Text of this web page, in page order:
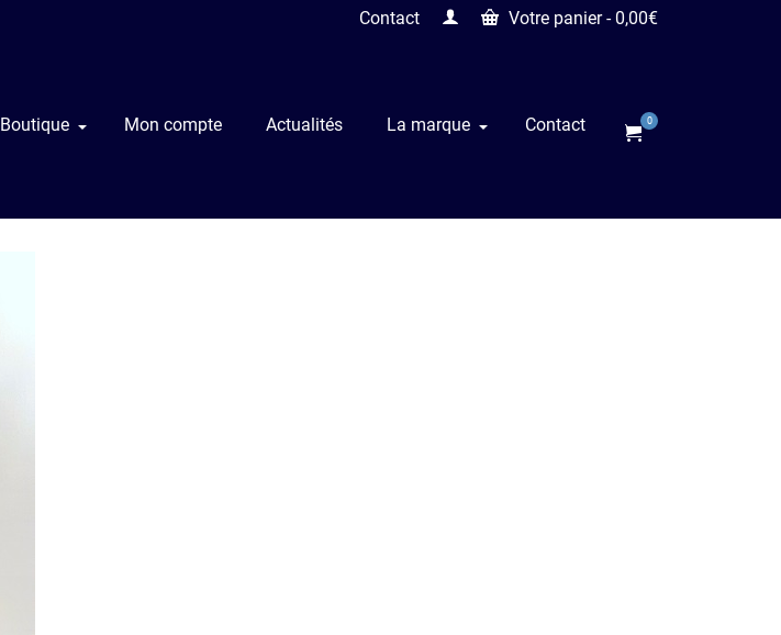
Contact Votre panier- 0,00€
Boutique Mon compte Actualités La marque Contact 0